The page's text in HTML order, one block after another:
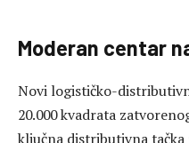
Moderan centar
Novi logističko-
20.000 kvadrata
ključna distributivna tačka